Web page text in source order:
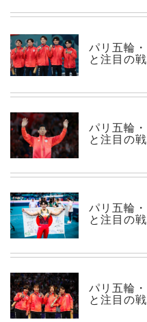
パリ五輪
と注目の
パリ五輪
と注目の
パリ五輪
と注目の
パリ五輪
と注目の